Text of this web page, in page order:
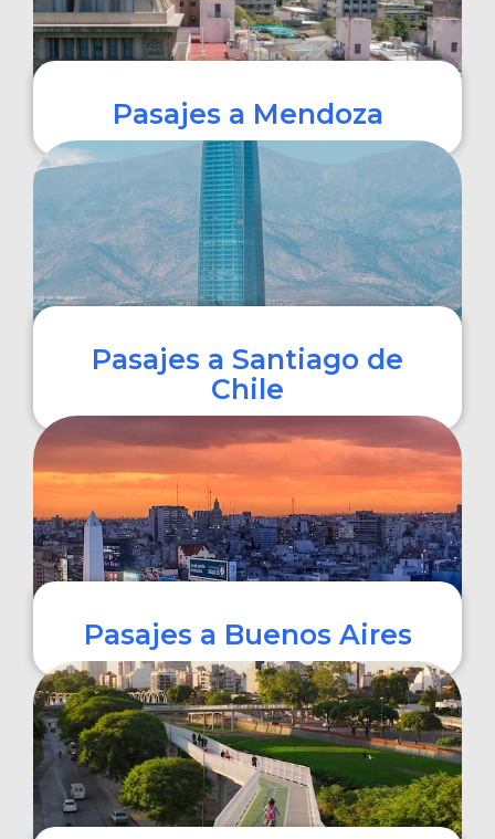
Pasajes a Mendoza
COMPRAR
Pasajes a Santiago de
Chile
Pasajes a Buenos Aires
COMPRAR